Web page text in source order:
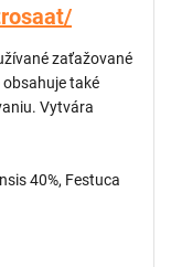
osivo jemne
až do prvého
horúčav
Dlhšie steblá
chránia koreňový
pre udržanie sýtej
ranných
zaťažované
také
Vytvára
40%, Festuca